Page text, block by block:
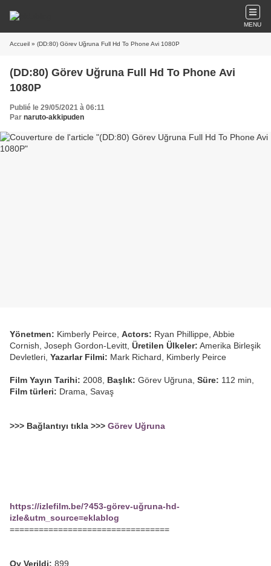
MENU
Accueil » (DD:80) Görev Uğruna Full Hd To Phone Avi 1080P
(DD:80) Görev Uğruna Full Hd To Phone Avi
1080P
Publié le 29/05/2021 à 06:11
Par naruto-akkipuden
Yönetmen: Kimberly Peirce, Actors: Ryan Phillippe, Abbie
Cornish, Joseph Gordon-Levitt, Üretilen Ülkeler: Amerika Birleşik
Devletleri, Yazarlar Filmi: Mark Richard, Kimberly Peirce
Film Yayın Tarihi: 2008, Başlık: Görev Uğruna, Süre: 112 min,
Film türleri: Drama, Savaş
>>> Bağlantıyı tıkla >>> Görev Uğruna
https://izlefilm.be/?453-görev-uğruna-hd-
izle&utm_source=eklablog
=================================
Oy Verildi: 899